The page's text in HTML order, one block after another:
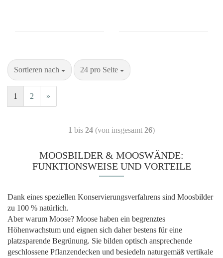
Sortieren nach 24 pro Seite
1 2 »
1 bis 24 (von insgesamt 26)
MOOSBILDER & MOOSWÄNDE:
FUNKTIONSWEISE UND VORTEILE
Dank eines speziellen Konservierungsverfahrens sind Moosbilder
zu 100 % natürlich.
Aber warum Moose? Moose haben ein begrenztes
Höhenwachstum und eignen sich daher bestens für eine
platzsparende Begrünung. Sie bilden optisch ansprechende
geschlossene Pflanzendecken und besiedeln naturgemäß vertikale